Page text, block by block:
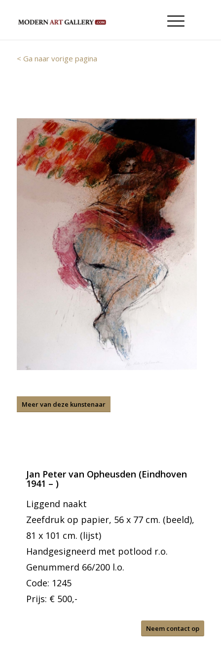
< Ga naar vorige pagina
Meer van deze kunstenaar
Jan Peter van Opheusden (Eindhoven
1941 – )
Liggend naakt
Zeefdruk op papier, 56 x 77 cm. (beeld),
81 x 101 cm. (lijst)
Handgesigneerd met potlood r.o.
Genummerd 66/200 l.o.
Code: 1245
Prijs: € 500,-
Neem contact op